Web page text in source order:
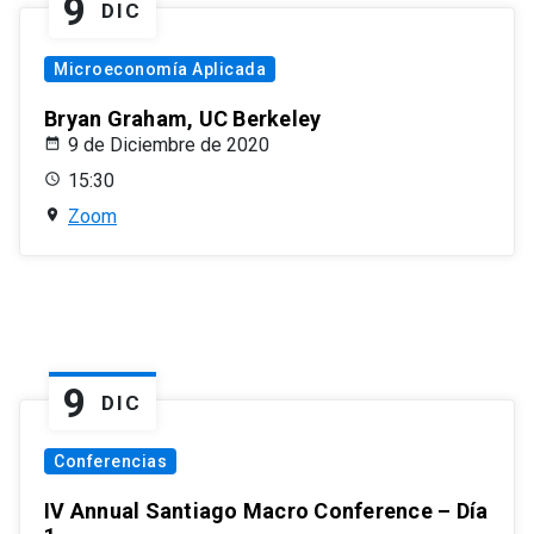
9 DIC
Microeconomía Aplicada
Bryan Graham, UC Berkeley
9 de Diciembre de 2020
15:30
Zoom
9 DIC
Conferencias
IV Annual Santiago Macro Conference – Día